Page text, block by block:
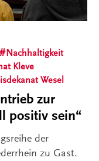
Nachhaltigkeit
Kleve
Wesel
zur
positiv sein“
der
zu Gast.